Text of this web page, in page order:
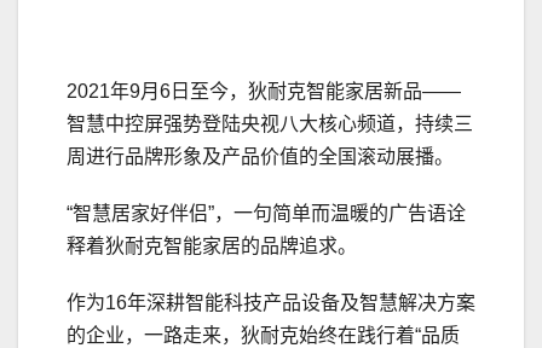
2021年9月6日至今，狄耐克智能家居新品——
智慧中控屏强势登陆央视八大核心频道，持续三
周进行品牌形象及产品价值的全国滚动展播。
“智慧居家好伴侣”，一句简单而温暖的广告语诠
释着狄耐克智能家居的品牌追求。
作为16年深耕智能科技产品设备及智慧解决方案
的企业，一路走来，狄耐克始终在践行着“品质